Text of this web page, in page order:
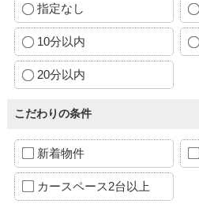
指定なし
10分以内
20分以内
こだわりの条件
新着物件
カースペース2台以上